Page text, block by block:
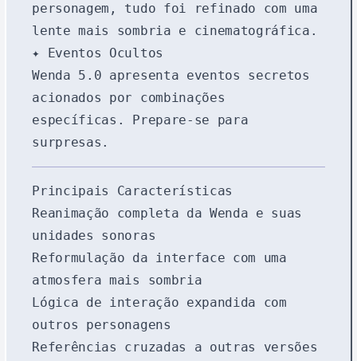
personagem, tudo foi refinado com uma
lente mais sombria e cinematográfica.
✦ Eventos Ocultos
Wenda 5.0 apresenta eventos secretos
acionados por combinações
específicas. Prepare-se para
surpresas.
Principais Características
Reanimação completa da Wenda e suas
unidades sonoras
Reformulação da interface com uma
atmosfera mais sombria
Lógica de interação expandida com
outros personagens
Referências cruzadas a outras versões